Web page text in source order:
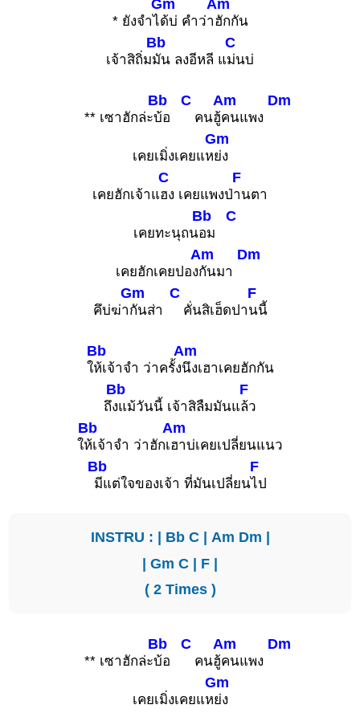
* ยังจำไ
Gm
ด้บ่ คำว่า
Am
ฮักกัน
เจ้าสิถิ่ม
Bb
มัน ลงอีหลี แ
C
ม่นบ่
** เซาฮักล่ะ
Bb
บ้อ
C
คนฮู้
Am
คนแพง
Dm
เคยเมิ่งเคยแห
Gm
ย่ง
เคยฮักเจ้าแ
C
ฮง เคยแพงป่
F
านตา
เคยทะนุถน
Bb
อม
C
เคยฮักเคยปอง
Am
กันมา
Dm
คึบ่ฆ่า
Gm
กันส่า
C
คั่นสิเฮ็ดปา
F
นนี้
ใ
Bb
ห้เจ้าจำ ว่าครั้ง
Am
นึงเฮาเคยฮักกัน
ถึ
Bb
งแม้วันนี้ เจ้าสิลืมมันแ
F
ล้ว
ใ
Bb
ห้เจ้าจำ ว่าฮักเ
Am
ฮาบ่เคยเปลี่ยนแนว
Bb
มีแต่ใจของเจ้า ที่มันเปลี่ยน
F
ไป
INSTRU : | Bb C| Am Dm |
| Gm C | F |
( 2 Times )
** เซาฮักล่ะ
Bb
บ้อ
C
คนฮู้
Am
คนแพง
Dm
เคยเมิ่งเคยแห
Gm
ย่ง